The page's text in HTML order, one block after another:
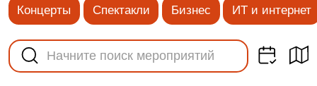
Концерты Спектакли Бизнес ИТ и интернет